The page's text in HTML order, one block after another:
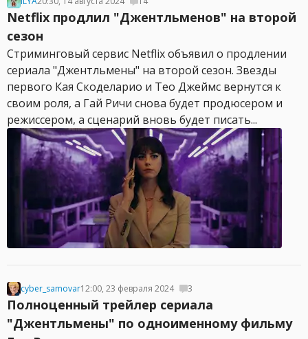
Netflix продлил "Джентльменов" на второй
сезон
Стриминговый сервис Netflix объявил о продлении
сериала "Джентльмены" на второй сезон. Звезды
первого Кая Скоделарио и Тео Джеймс вернутся к
своим роля, а Гай Ричи снова будет продюсером и
режиссером, а сценарий вновь будет писать...
cyber_samovar12:00, 23 февраля 2024 3
Полноценный трейлер сериала
"Джентльмены" по одноименному фильму